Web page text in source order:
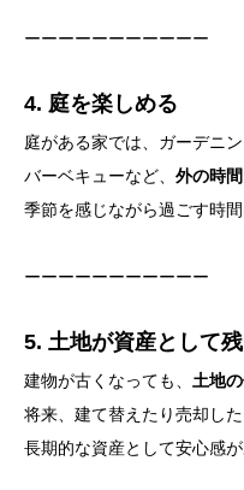
ーーーーーーーーーーー
4. 庭を楽しめる
庭がある家では、ガーデニン
バーベキューなど、 外の時
季節を感じながら過ごす時
ーーーーーーーーーーー
5. 土地が資産として
建物が古くなっても、 土地
将来、建て替えたり売却し
長期的な資産として安心感が